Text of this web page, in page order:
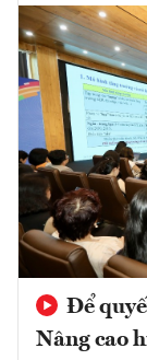
Để
Nâng cao